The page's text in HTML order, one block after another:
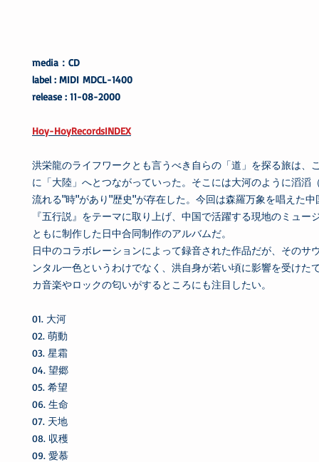
media：CD
label : MIDI MDCL-1400
release : 11-08-2000
Hoy-HoyRecordsINDEX
洪栄龍のライフワークとも言うべき自らの「道」を探る旅は、
に「大陸」へとつながっていった。そこには大河のように滔滔
流れる"時"があり"歴史"が存在した。今回は森羅万象を唱えた中
『五行説』をテーマに取り上げ、中国で活躍する現地のミュー
ともに制作した日中合同制作のアルバムだ。
日中のコラボレーションによって録音された作品だが、そのサ
ンタル一色というわけでなく、洪自身が若い頃に影響を受けた
カ音楽やロックの匂いがするところにも注目したい。
01. 大河
02. 萌動
03. 星霜
04. 望郷
05. 希望
06. 生命
07. 天地
08. 収穫
09. 愛慕